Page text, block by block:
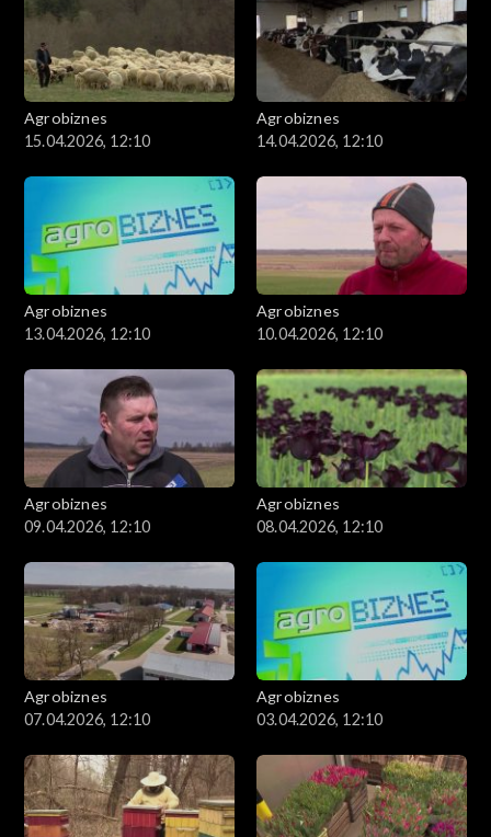
Agrobiznes
15.04.2026, 12:10
Agrobiznes
14.04.2026, 12:10
Agrobiznes
13.04.2026, 12:10
Agrobiznes
10.04.2026, 12:10
Agrobiznes
09.04.2026, 12:10
Agrobiznes
08.04.2026, 12:10
Agrobiznes
07.04.2026, 12:10
Agrobiznes
03.04.2026, 12:10